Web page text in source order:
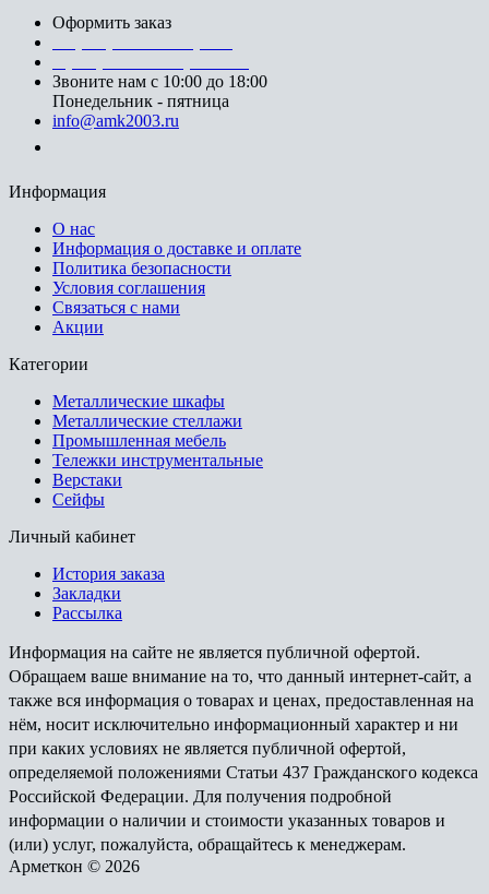
Оформить заказ
Звоните нам с 10:00 до 18:00
Понедельник - пятница
info@amk2003.ru
Информация
О нас
Информация о доставке и оплате
Политика безопасности
Условия соглашения
Связаться с нами
Акции
Категории
Металлические шкафы
Металлические стеллажи
Промышленная мебель
Тележки инструментальные
Верстаки
Сейфы
Личный кабинет
История заказа
Закладки
Рассылка
Информация на сайте не является публичной офертой.
Обращаем ваше внимание на то, что данный интернет-сайт, а
также вся информация о товарах и ценах, предоставленная на
нём, носит исключительно информационный характер и ни
при каких условиях не является публичной офертой,
определяемой положениями Статьи 437 Гражданского кодекса
Российской Федерации. Для получения подробной
информации о наличии и стоимости указанных товаров и
(или) услуг, пожалуйста, обращайтесь к менеджерам.
Арметкон © 2026